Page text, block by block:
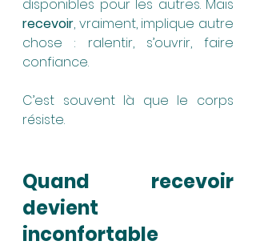
recevoir, vraiment, implique autre
chose : ralentir, s’ouvrir, faire
confiance.
C’est souvent là que le corps
résiste.
Quand recevoir
devient
inconfortable